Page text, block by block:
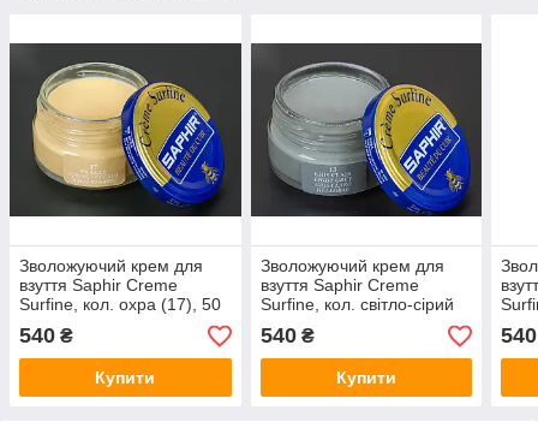
Зволожуючий крем для
взуття Saphir Creme
Surfine, кол. охра (17), 50
мл
540 ₴
Купити
Зволожуючий крем для
взуття Saphir Creme
Surfine, кол. світло-сірий
(13), 50 мл
540₴
Купити
50
540